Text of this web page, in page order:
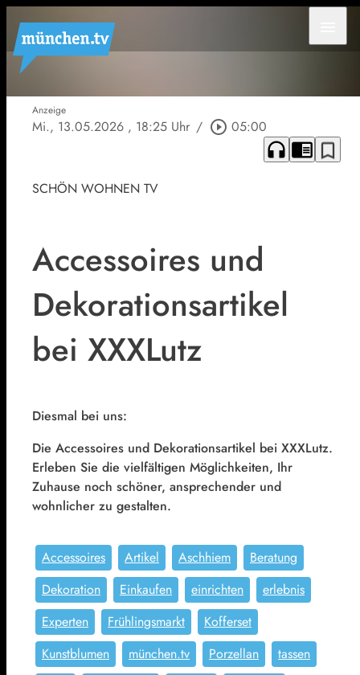
Anzeige
Mi., 13.05.2026 , 18:25 Uhr / play_circle_outline 05:00
headphones chrome_reader_mode bookmark_border
SCHÖN WOHNEN TV
Accessoires und
Dekorationsartikel
bei XXXLutz
Diesmal bei uns:
Die Accessoires und Dekorationsartikel bei XXXLutz.
Erleben Sie die vielfältigen Möglichkeiten, Ihr
Zuhause noch schöner, ansprechender und
wohnlicher zu gestalten.
Accessoires Artikel Aschhiem
Beratung
Dekoration
Einkaufen einrichten
erlebnis
Experten
Frühlingsmarkt
Kofferset
Kunstblumen
münchen.tv Porzellan
tassen